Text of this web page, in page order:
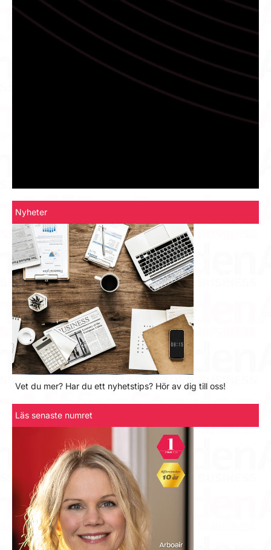
Nyheter
Vet du mer? Har du ett nyhetstips? Hör av dig till oss!
Läs senaste numret